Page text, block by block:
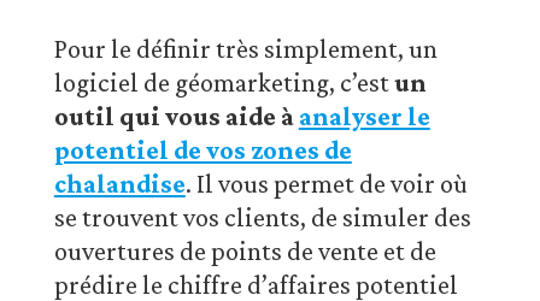
Pour le définir très simplement, un
logiciel de géomarketing, c’estun
outil qui vous aide à analyser le
potentiel de vos zones de
chalandise. Il vous permet de voir où
se trouvent vos clients, de simuler des
ouvertures de points de vente et de
prédire le chiffre d’affaires potentiel